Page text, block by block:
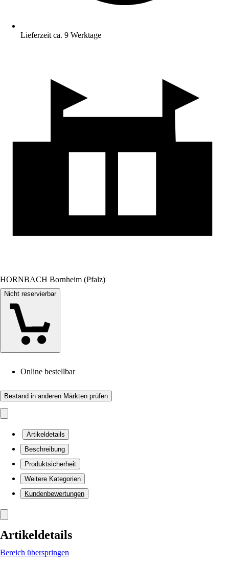
Lieferzeit ca. 9 Werktage
HORNBACH Bornheim (Pfalz)
Nicht reservierbar
Online bestellbar
Bestand in anderen Märkten prüfen
Artikeldetails
Beschreibung
Produktsicherheit
Weitere Kategorien
Kundenbewertungen
Artikeldetails
Bereich überspringen